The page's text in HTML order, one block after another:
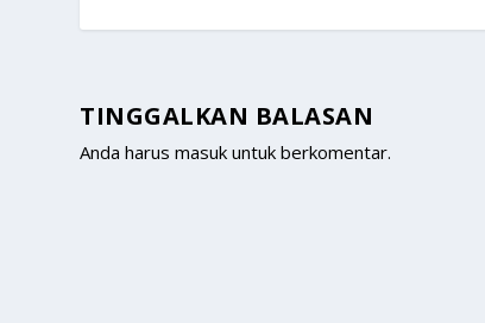
TINGGALKAN BALASAN
Anda harusmasuk untuk berkomentar.